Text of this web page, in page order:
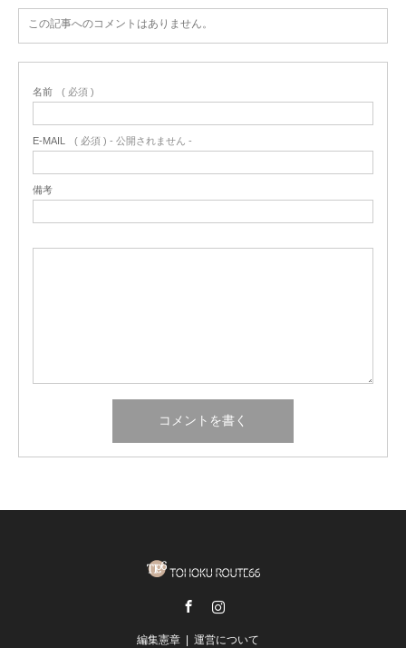
この記事へのコメントはありません。
名前 ( 必須 )
E-MAIL ( 必須 ) - 公開されません -
備考
編集憲章 運営について